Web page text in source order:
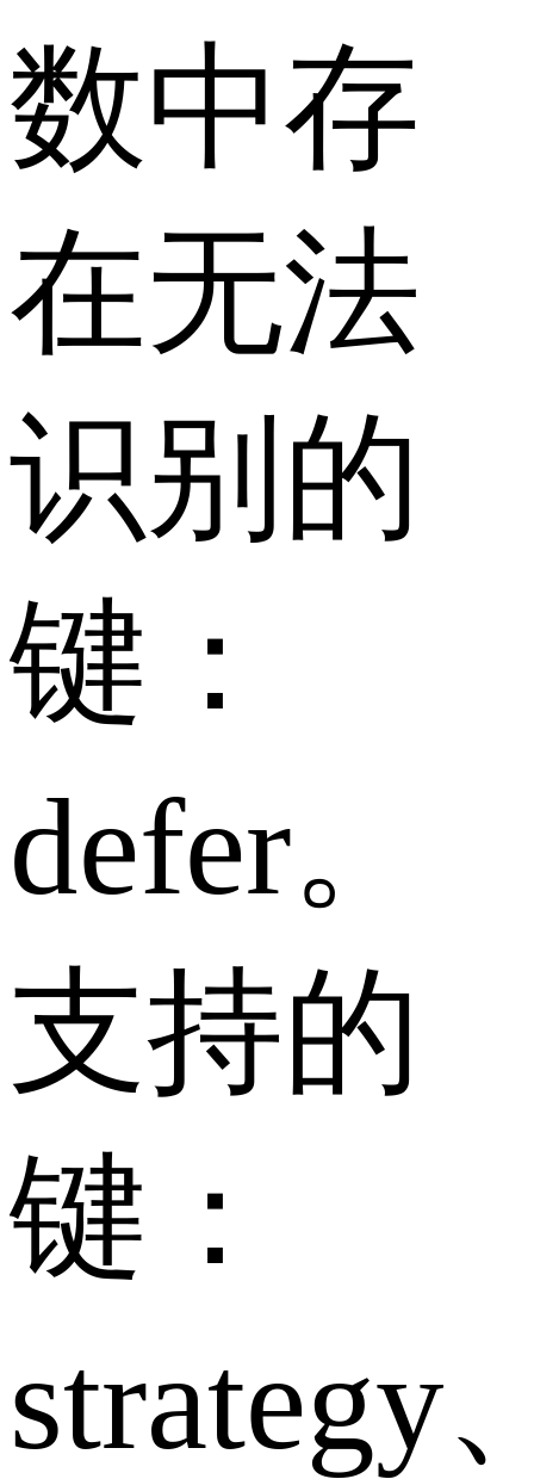
数中存
在无法
识别的
键：
defer。
支持的
键：
strategy